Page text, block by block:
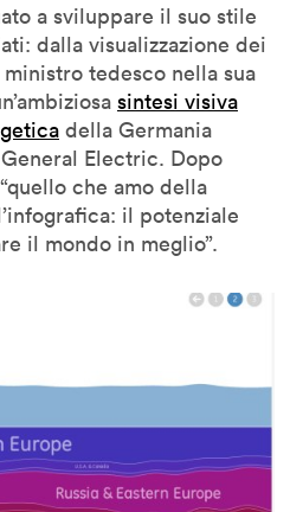
a sviluppare il suo stile
dalla visualizzazione dei
tedesco nella sua
sintesi visiva
della Germania
Electric. Dopo
che amo della
il potenziale
il mondo in meglio”.